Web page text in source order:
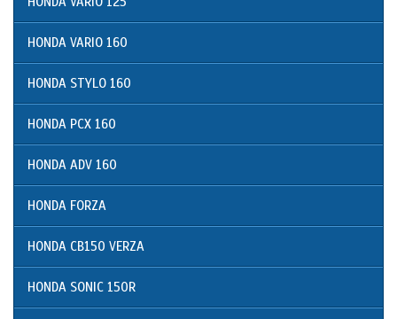
HONDA VARIO 160
HONDA STYLO 160
HONDA PCX 160
HONDA ADV 160
HONDA FORZA
HONDA CB150 VERZA
HONDA SONIC 150R